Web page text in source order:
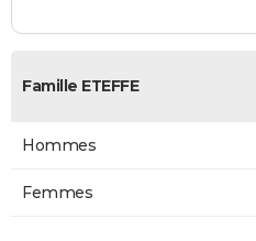
Famille ETEFFE
Hommes
Femmes